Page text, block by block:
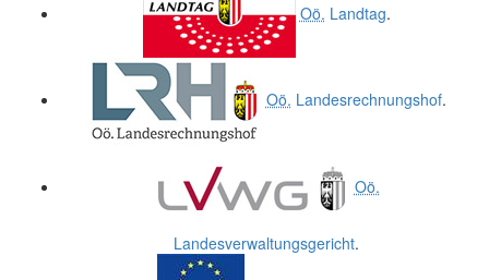
Oö. Landtag.
Oö. Landesrechnungshof.
Oö.
Landesverwaltungsgericht.